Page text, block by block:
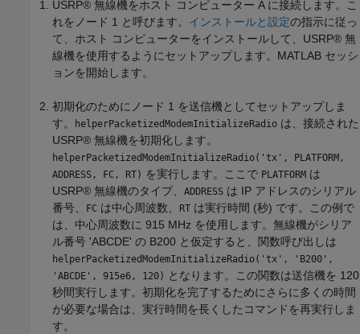
USRP® 無線機をホスト コンピューター A に接続します。こ
れをノード 1 と呼びます。 インストールと設定の指示に従っ
て、ホスト コンピューターをインストールして、USRP® 無
線機を使用するようにセットアップします。MATLAB セッシ
ョンを開始します。
初期化のためにノード 1 を送信機としてセットアップしま
す。
helperPacketizedModemInitializeRadio は、接続された
USRP® 無線機を初期化します。
helperPacketizedModemInitializeRadio('tx', PLATFORM,
ADDRESS, FC, RT) を実行します。ここで PLATFORM は
USRP® 無線機のタイプ、 ADDRESS は IP アドレスのシリアル
番号、
FC は中心周波数、 RT は実行時間 (秒) です。この例で
は、中心周波数に 915 MHz を使用します。無線機がシリア
ル番号 'ABCDE' の B200 と仮定すると、関数呼び出しは
helperPacketizedModemInitializeRadio('tx', 'B200',
'ABCDE', 915e6, 120) となります。この関数は送信機を 120
秒間実行します。初期化を完了するためにさらに多くの時間
が必要な場合は、実行時間を長くしたコマンドを再実行しま
す。